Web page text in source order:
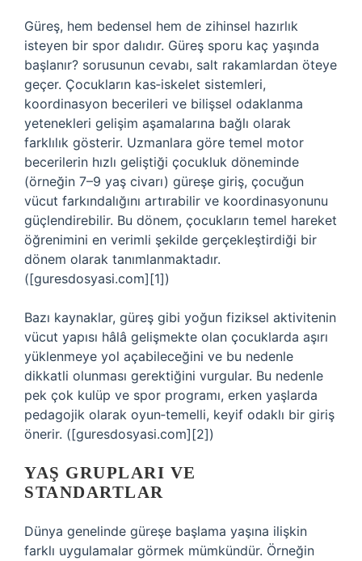
Güreş, hem bedensel hem de zihinsel hazırlık
isteyen bir spor dalıdır. Güreş sporu kaç yaşında
başlanır? sorusunun cevabı, salt rakamlardan öteye
geçer. Çocukların kas‑iskelet sistemleri,
koordinasyon becerileri ve bilişsel odaklanma
yetenekleri gelişim aşamalarına bağlı olarak
farklılık gösterir. Uzmanlara göre temel motor
becerilerin hızlı geliştiği çocukluk döneminde
(örneğin 7–9 yaş civarı) güreşe giriş, çocuğun
vücut farkındalığını artırabilir ve koordinasyonunu
güçlendirebilir. Bu dönem, çocukların temel hareket
öğrenimini en verimli şekilde gerçekleştirdiği bir
dönem olarak tanımlanmaktadır.
([guresdosyasi.com][1])
Bazı kaynaklar, güreş gibi yoğun fiziksel aktivitenin
vücut yapısı hâlâ gelişmekte olan çocuklarda aşırı
yüklenmeye yol açabileceğini ve bu nedenle
dikkatli olunması gerektiğini vurgular. Bu nedenle
pek çok kulüp ve spor programı, erken yaşlarda
pedagojik olarak oyun‑temelli, keyif odaklı bir giriş
önerir. ([guresdosyasi.com][2])
YAŞ GRUPLARI VE
STANDARTLAR
Dünya genelinde güreşe başlama yaşına ilişkin
farklı uygulamalar görmek mümkündür. Örneğin